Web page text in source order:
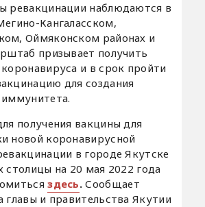
ревакцинации наблюдаются в
Кангаласском,
Оймяконском районах и
призывает получить
и в срок пройти
для создания
иммунитета.
получения вакцины для
новой коронавирусной
в городе Якутске
столицы на 20 мая 2022 года
здесь. Сообщает
главы и правительства Якутии